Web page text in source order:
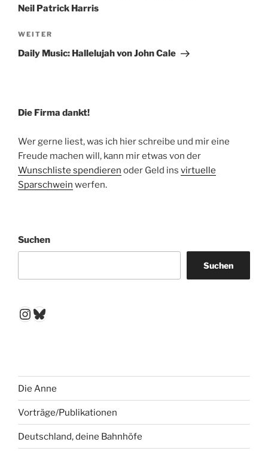
Neil Patrick Harris
Nächster
Beitrag
WEITER
Daily Music: Hallelujah von John Cale
Die Firma dankt!
Wer gerne liest, was ich hier schreibe und mir eine
Freude machen will, kann mir etwas von der
Wunschliste spendieren oder Geld ins virtuelle
Sparschwein werfen.
Suchen
Suchen
Instagram
Bluesky
Die Anne
Vorträge/Publikationen
Deutschland, deine Bahnhöfe